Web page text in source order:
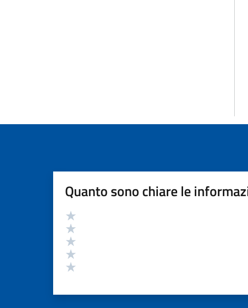
Quanto sono chiare le
Valutazione